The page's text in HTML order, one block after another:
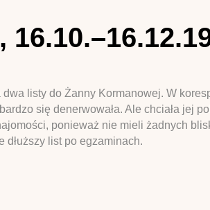
listy do Żanny Kormanowej. W
się denerwowała. Ale chciała jej
ponieważ nie mieli żadnych
dłuższy list po egzaminach.